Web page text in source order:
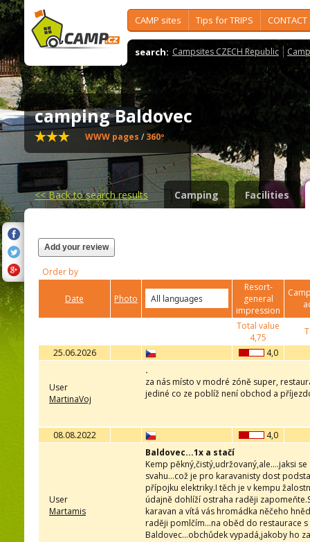
CAMP sites Tips for TRIPS CONTACT
search: Campsites CZECH Republic
camping Baldovec
WWW pages / 360º
<<Back to search results Camping Facilities
Add your review
Order by
Date Photo
Resort-
general
impression
Total value
4,75
25.06.2026
4,0
User
MartinaVoj
.
za nás místo v modré zóně super,
jediné co ze poblíž není obchod a
08.08.2022 4,0
User
Martamis
Baldovec...1x a stačí
Kemp pěkný,čistý,udržovaný,ale....jaksi
svahu...což je pro karavanisty dost
přípojku elektriky.I těch je v kempu
údajně dohlíží ostraha raději
karavan a vítá vás hromádka něčeho
raději pomlčím...na oběd do restaurace
Baldovec...obchůdek vypadá,jakoby ho